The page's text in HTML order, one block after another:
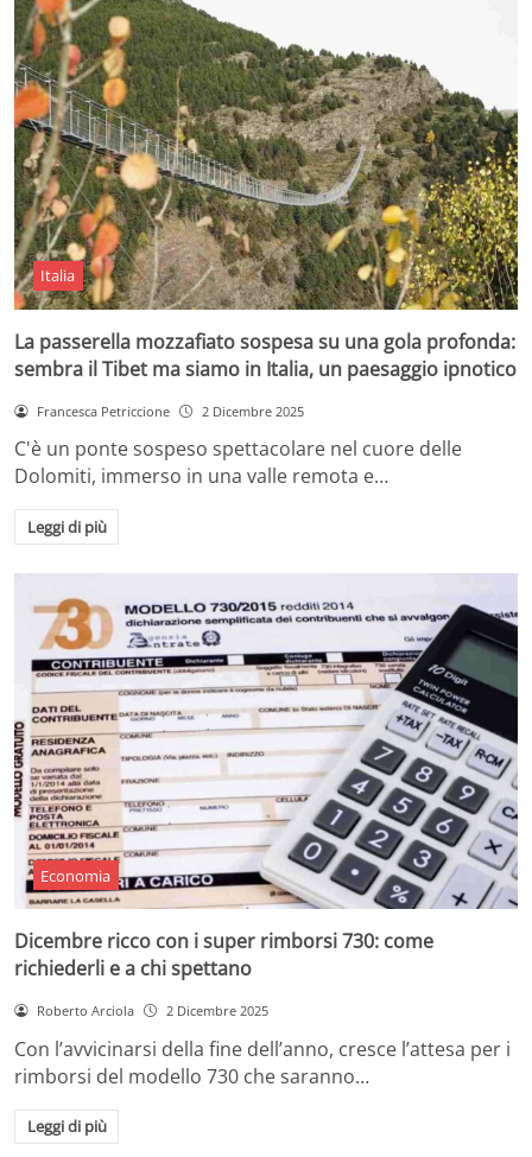
Italia
La passerella mozzafiato sospesa su una gola profonda:
sembra il Tibet ma siamo in Italia, un paesaggio ipnotico
Francesca Petriccione 2 Dicembre 2025
C'è un ponte sospeso spettacolare nel cuore delle
Dolomiti, immerso in una valle remota e…
Leggi di più
Economia
Dicembre ricco con i super rimborsi 730: come
richiederli e a chi spettano
Roberto Arciola 2 Dicembre 2025
Con l’avvicinarsi della fine dell’anno, cresce l’attesa per i
rimborsi del modello 730 che saranno…
Leggi di più